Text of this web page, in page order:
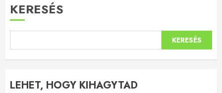
KERESÉS
KERESÉS
LEHET, HOGY KIHAGYTAD